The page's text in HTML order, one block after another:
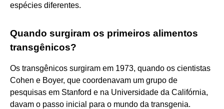
espécies diferentes.
Quando surgiram os primeiros alimentos
transgênicos?
Os transgênicos surgiram em 1973, quando os cientistas
Cohen e Boyer, que coordenavam um grupo de
pesquisas em Stanford e na Universidade da Califórnia,
davam o passo inicial para o mundo da transgenia.